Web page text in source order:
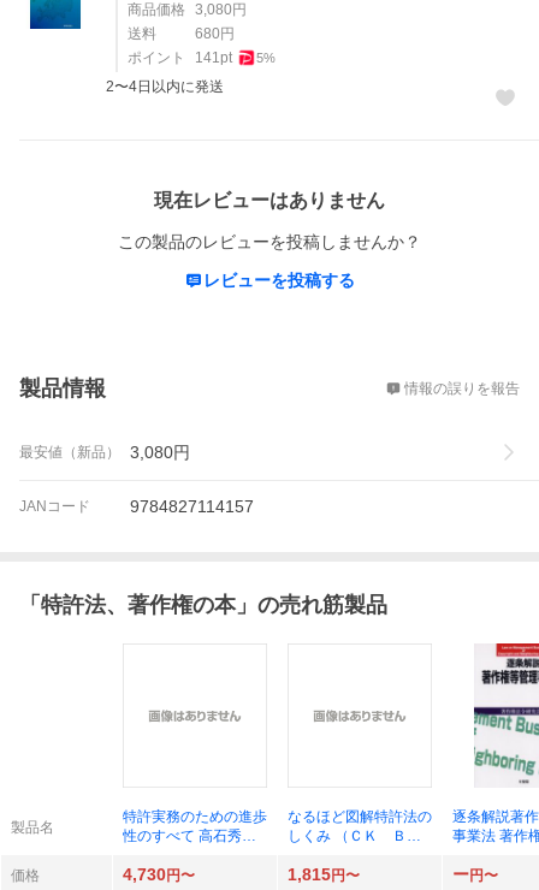
商品価格 3,080 円
送料
680 円
ポイント
141pt 5%
2〜4日以内に発送
現在レビューはありません
この製品のレビューを投稿しませんか？
レビューを投稿する
製品情報 情報の誤りを報告
最安値（新品） 3,080円
JANコード 9784827114157
「 特許法、著作権の本」の売れ筋製品
製品名
特許実務のための進歩
性のすべて 高石秀樹
勉強会／編 安高史朗
なるほど図解特許法の
しくみ （ＣＫ ＢＯ
奥田百子／著
逐条解説著
事業法 著作
価格
4,730円〜 1,815円〜 ー円〜